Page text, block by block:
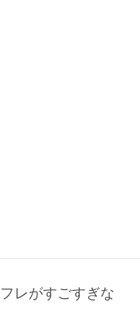
レがすごすぎな